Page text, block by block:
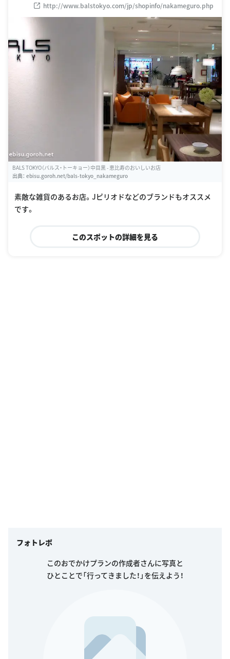
http://www.balstokyo.com/jp/shopinfo/nakameguro.php
BALS TOKYO（バルス・トーキョー）中目黒 - 恵比寿のおいしいお店
出典： ebisu.goroh.net/bals-tokyo_nakameguro
素敵な雑貨のあるお店。Jピリオドなどのブランドもオススメ
です。
このスポットの詳細を見る
フォトレポ
このおでかけプランの作成者さんに写真と
ひとことで「行ってきました！」を伝えよう！